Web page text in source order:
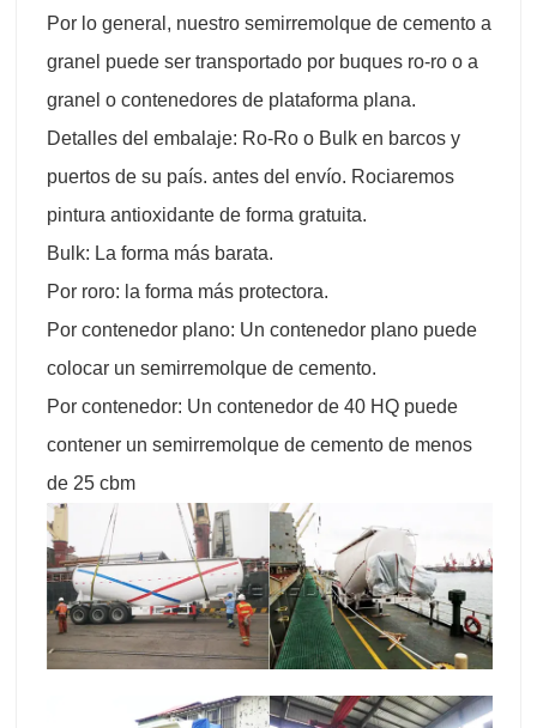
Por lo general, nuestro semirremolque de cemento a
granel puede ser transportado por buques ro-ro o a
granel o contenedores de plataforma plana.
Detalles del embalaje: Ro-Ro o Bulk en barcos y
puertos de su país. antes del envío. Rociaremos
pintura antioxidante de forma gratuita.
Bulk: La forma más barata.
Por roro: la forma más protectora.
Por contenedor plano: Un contenedor plano puede
colocar un semirremolque de cemento.
Por contenedor: Un contenedor de 40 HQ puede
contener un semirremolque de cemento de menos
de 25 cbm